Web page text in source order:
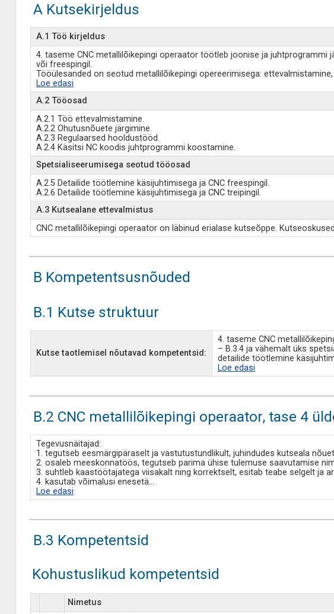
A Kutsekirjeldus
A.1 Töö kirjeldus
4. taseme CNC metallilõikepingi operaator töötleb joonise ja
või freespingil.
Tööülesanded on seotud metallilõikepingi opereerimisega:
Loe edasi
A.2 Tööosad
A.2.1 Töö ettevalmistamine.
A.2.2 Ohutusnõuete järgimine.
A.2.3 Regulaarsed hooldustööd.
A.2.4 Käsitsi NC koodis juhtprogrammi koostamine.
Spetsialiseerumisega seotud tööosad
A.2.5 Detailide töötlemine käsijuhtimisega ja CNC freespingil.
A.2.6 Detailide töötlemine käsijuhtimisega ja CNC treipingil.
A.3 Kutsealane ettevalmistus
CNC metallilõikepingi operaator on läbinud erialase kutseõppe.
B Kompetentsusnõuded
B.1 Kutse struktuur
Kutse taotlemisel nõutavad kompetentsid:
4. taseme CNC
– B.3.4 ja vähemalt üks
detailide töötlemine
Loe edasi
B.2 CNC metallilõikepingi operaator, tase 4
Tegevusnäitajad:
1. tegutseb eesmärgipäraselt ja vastutustundlikult, juhindudes kutseala
2. osaleb meeskonnatöös, tegutseb parima ühise tulemuse saavutamise
3. suhtleb kaastöötajatega viisakalt ning korrektselt, esitab teabe selgelt ja
4. kasutab võimalusi enesetä...
Loe edasi
B.3 Kompetentsid
Kohustuslikud kompetentsid
Nimetus